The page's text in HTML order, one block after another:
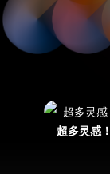
超多灵感